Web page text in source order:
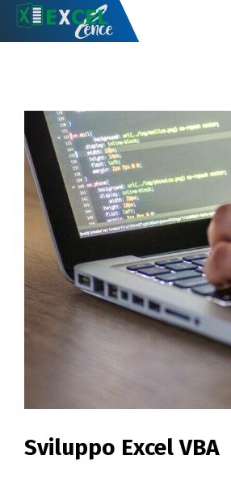
Sviluppo Excel VBA